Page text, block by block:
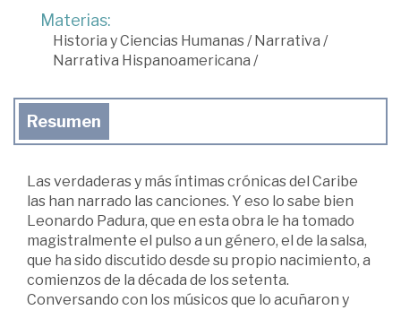
Materias:
Historia y Ciencias Humanas /Narrativa /
Narrativa Hispanoamericana /
Resumen
Las verdaderas y más íntimas crónicas del Caribe
las han narrado las canciones. Y eso lo sabe bien
Leonardo Padura, que en esta obra le ha tomado
magistralmente el pulso a un género, el de la salsa,
que ha sido discutido desde su propio nacimiento, a
comienzos de la década de los setenta.
Conversando con los músicos que lo acuñaron y